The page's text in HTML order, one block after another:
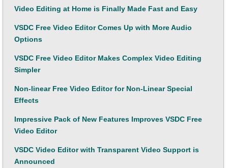
Video Editing at Home is Finally Made Fast and Easy
VSDC Free Video Editor Comes Up with More Audio
Options
VSDC Free Video Editor Makes Complex Video Editing
Simpler
Non-linear Free Video Editor for Non-Linear Special
Effects
Impressive Pack of New Features Improves VSDC Free
Video Editor
VSDC Video Editor with Transparent Video Support is
Announced